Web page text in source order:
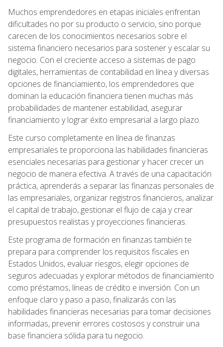
Muchos emprendedores en etapas iniciales enfrentan
dificultades no por su producto o servicio, sino porque
carecen de los conocimientos necesarios sobre el
sistema financiero necesarios para sostener y escalar su
negocio. Con el creciente acceso a sistemas de pago
digitales, herramientas de contabilidad en línea y diversas
opciones de financiamiento, los emprendedores que
dominan la educación financiera tienen muchas más
probabilidades de mantener estabilidad, asegurar
financiamiento y lograr éxito empresarial a largo plazo.
Este curso completamente en línea de finanzas
empresariales te proporciona las habilidades financieras
esenciales necesarias para gestionar y hacer crecer un
negocio de manera efectiva. A través de una capacitación
práctica, aprenderás a separar las finanzas personales de
las empresariales, organizar registros financieros, analizar
el capital de trabajo, gestionar el flujo de caja y crear
presupuestos realistas y proyecciones financieras.
Este programa de formación en finanzas también te
prepara para comprender los requisitos fiscales en
Estados Unidos, evaluar riesgos, elegir opciones de
seguros adecuadas y explorar métodos de financiamiento
como préstamos, líneas de crédito e inversión. Con un
enfoque claro y paso a paso, finalizarás con las
habilidades financieras necesarias para tomar decisiones
informadas, prevenir errores costosos y construir una
base financiera sólida para tu negocio.